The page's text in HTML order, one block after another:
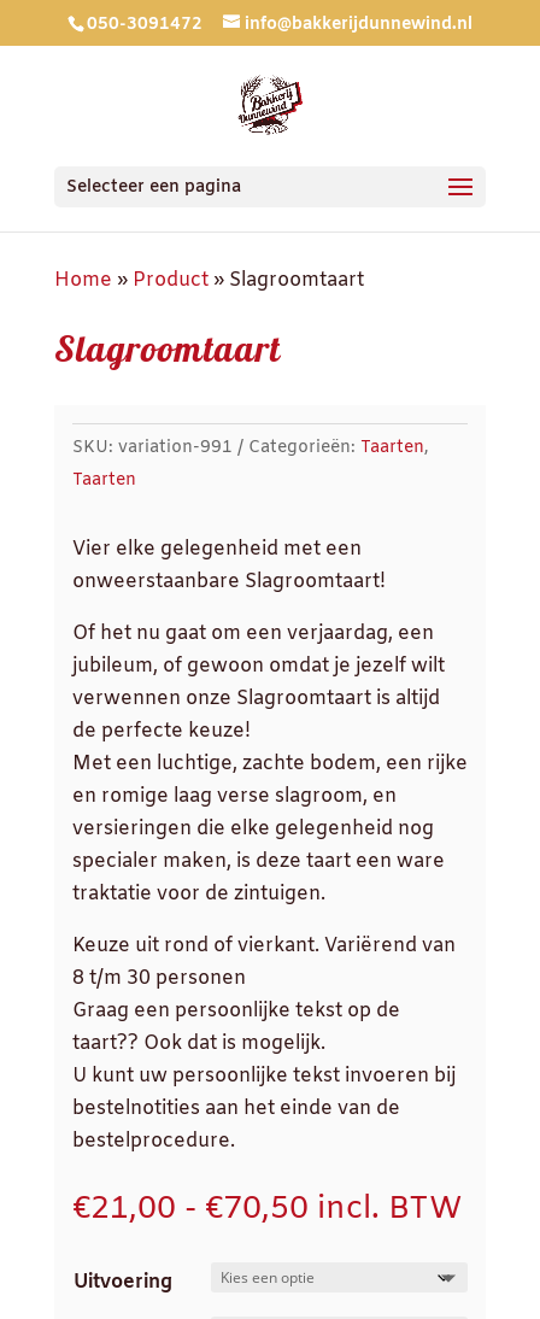
050-3091472 info@bakkerijdunnewind.nl
Selecteer een pagina
Home » Product» Slagroomtaart
Slagroomtaart
SKU: variation-991 Categorieën: Taarten,
Taarten
Vier elke gelegenheid met een
onweerstaanbare Slagroomtaart!
Of het nu gaat om een verjaardag, een
jubileum, of gewoon omdat je jezelf wilt
verwennen onze Slagroomtaart is altijd
de perfecte keuze!
Met een luchtige, zachte bodem, een rijke
en romige laag verse slagroom, en
versieringen die elke gelegenheid nog
specialer maken, is deze taart een ware
traktatie voor de zintuigen.
Keuze uit rond of vierkant. Variërend van
8 t/m 30 personen
Graag een persoonlijke tekst op de
taart?? Ook dat is mogelijk.
U kunt uw persoonlijke tekst invoeren bij
bestelnotities aan het einde van de
bestelprocedure.
€21,00 - €70,50Prijsklasse:
tot
incl. BTW
Uitvoering